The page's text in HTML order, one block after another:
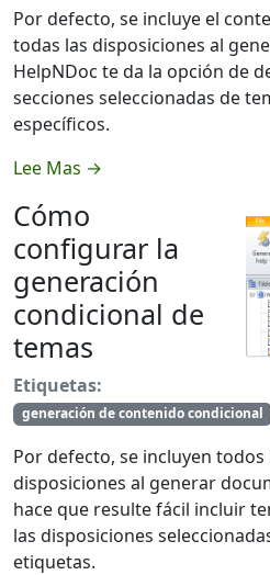
Por defecto, se incluye el
todas las disposiciones al
HelpNDoc te da la opción de
secciones seleccionadas de
específicos.
Lee Mas →
Cómo
configurar la
generación
condicional de
temas
Etiquetas:
generación de contenido condicional
Por defecto, se incluyen
disposiciones al generar
hace que resulte fácil incluir
las disposiciones
etiquetas.